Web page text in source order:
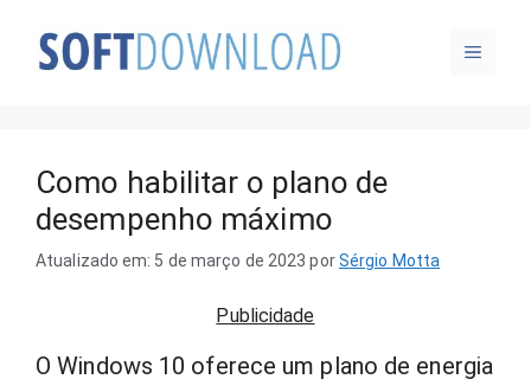
para
MENU
Como habilitar o plano de
desempenho máximo
Atualizado em: 5 de março de 2023 porSérgio Motta
Publicidade
O Windows 10 oferece um plano de energia